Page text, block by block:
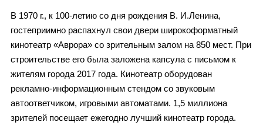
Инфо
Гороскоп
В 1970 г., к 100-летию со дня рождения В. И.Ленина,
гостеприимно распахнул свои двери широкоформатный
кинотеатр «Аврора» со зрительным залом на 850 мест. При
строительстве его была заложена капсула с письмом к
жителям города 2017 года. Кинотеатр оборудован
рекламно-информационным стендом со звуковым
автоответчиком, игровыми автоматами. 1,5 миллиона
зрителей посещает ежегодно лучший кинотеатр города.